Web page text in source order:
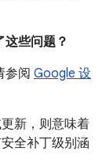
这些问题？
参阅 Google 设
新，则意味着
全补丁级别涵